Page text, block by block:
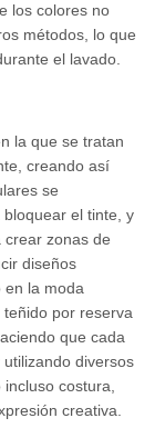
los colores no
métodos, lo que
el lavado.
la que se tratan
creando así
se
el tinte, y
zonas de
diseños
en la moda
por reserva
que cada
diversos
costura,
creativa.